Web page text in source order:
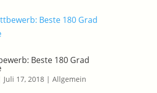
Beste 180 Grad
Juli 17, 2018| Allgemein